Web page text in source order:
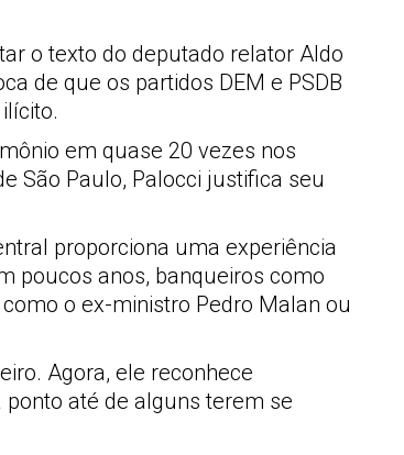
o texto do deputado relator Aldo
de que os partidos DEM e PSDB
em quase 20 vezes nos
São Paulo, Palocci justifica seu
proporciona uma experiência
poucos anos, banqueiros como
o ex-ministro Pedro Malan ou
Agora, ele reconhece
até de alguns terem se